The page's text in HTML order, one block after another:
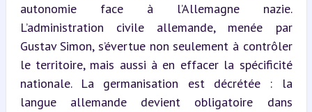
autonomie face à l’Allemagne nazie.
L’administration civile allemande, menée par
Gustav Simon, s’évertue non seulement à contrôler
le territoire, mais aussi à en effacer la spécificité
nationale. La germanisation est décrétée : la
langue allemande devient obligatoire dans